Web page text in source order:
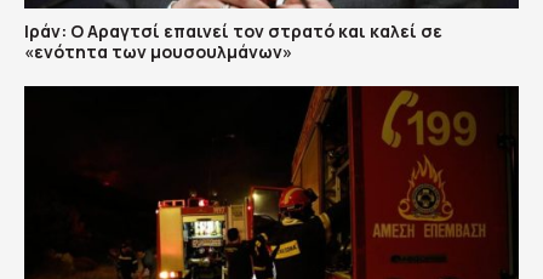
Ιράν: Ο Αραγτσί επαινεί τον στρατό και καλεί σε
«ενότητα των μουσουλμάνων»